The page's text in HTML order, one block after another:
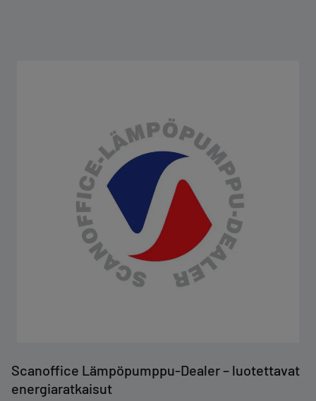
Scanoffice Lämpöpumppu-Dealer – luotettavat
energiaratkaisut